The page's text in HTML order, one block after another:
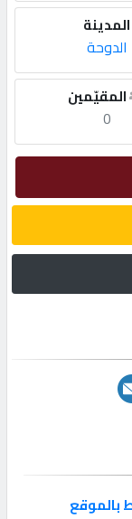
المدينة
الدوحة
المقيّمين
0
بالموقع